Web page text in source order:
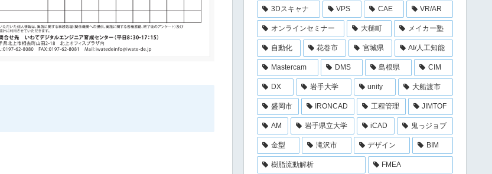
3Dスキャナ VPS CAE VR/AR
オンラインセミナー 大槌町 メイカー塾
自動化 花巻市 宮城県 AI/人工知能
Mastercam DMS 島根県 CIM
DX 岩手大学 unity 大船渡市
盛岡市 IRONCAD 工程管理 JIMTOF
AM 岩手県立大学 iCAD 鬼っジョブ
金型 滝沢市 デザイン BIM
樹脂流動解析 FMEA